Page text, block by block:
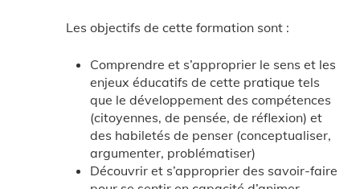
Les objectifs de cette formation sont :
Comprendre et s’approprier le sens et les
enjeux éducatifs de cette pratique tels
que le développement des compétences
(citoyennes, de pensée, de réflexion) et
des habiletés de penser (conceptualiser,
argumenter, problématiser)
Découvrir et s’approprier des savoir-faire